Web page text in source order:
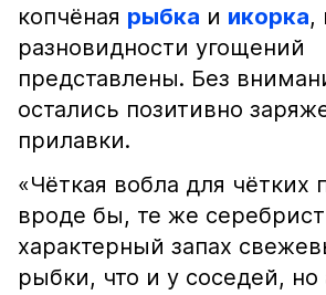
копчёная рыбка и икорка,
разновидности угощений
представлены. Без
остались позитивно
прилавки.
«Чёткая вобла для чётких
вроде бы, те же
характерный запах
рыбки, что и у соседей, но